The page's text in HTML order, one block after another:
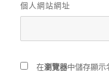
個人網站網址
在瀏覽器中儲存顯示